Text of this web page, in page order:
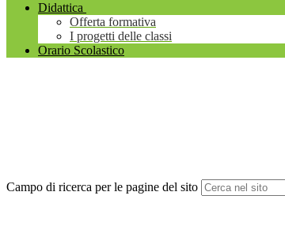
Didattica
Offerta formativa
I progetti delle classi
Orario Scolastico
Campo di ricerca per le pagine del sito